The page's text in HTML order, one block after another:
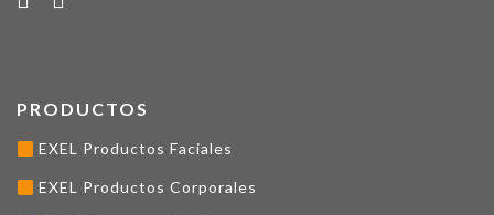
PRODUCTOS
EXEL Productos Faciales
EXEL Productos Corporales